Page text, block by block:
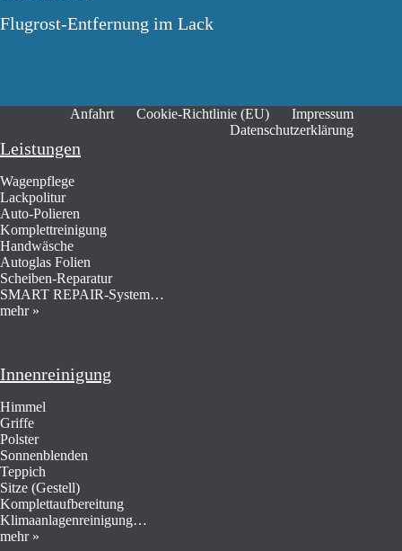
Flugrost-Entfernung im Lack
Anfahrt Cookie-Richtlinie (EU)
Impressum
Datenschutzerklärung
Leistungen
Wagenpflege
Lackpolitur
Auto-Polieren
Komplettreinigung
Handwäsche
Autoglas Folien
Scheiben-Reparatur
SMART REPAIR-System…
mehr »
Innenreinigung
Himmel
Griffe
Polster
Sonnenblenden
Teppich
Sitze (Gestell)
Komplettaufbereitung
Klimaanlagenreinigung…
mehr »